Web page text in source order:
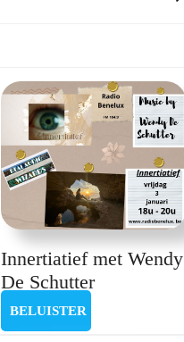
Innertiatief met Wendy
De SchutterInnertiatief
BELUISTERBELUISTER